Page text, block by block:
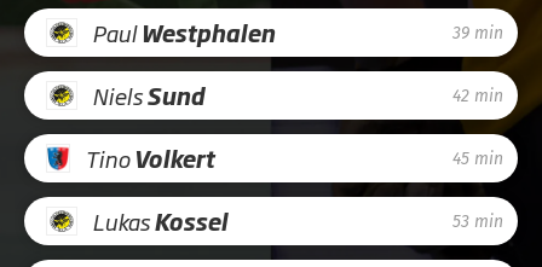
PaulWestphalen 39 min
NielsSund 42 min
TinoVolkert 45 min
LukasKossel 53 min